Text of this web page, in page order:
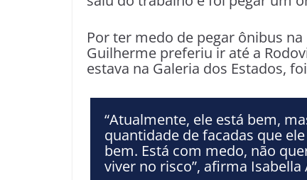
Por ter medo de pegar ônibus
Guilherme preferiu ir até a
estava na Galeria dos Estados,
“Atualmente, ele está bem,
quantidade de facadas que
bem. Está com medo, não
viver no risco”, afirma